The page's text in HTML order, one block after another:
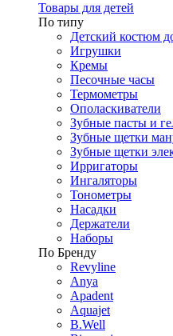
Товары для детей
По типу
Детский костюм
Игрушки
Кремы
Песочные часы
Термометры
Ополаскиватели
Зубные пасты и
Зубные щетки
Зубные щетки
Ирригаторы
Ингаляторы
Тонометры
Насадки
Держатели
Наборы
По Бренду
Revyline
Anya
Apadent
Aquajet
B.Well